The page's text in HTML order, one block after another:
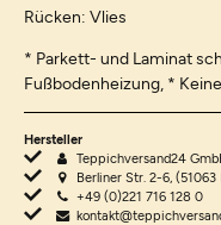
Rücken: Vlies
* Parkett- und Laminat
Fußbodenheizung, *
Hersteller
Teppichversand24
Berliner Str. 2-6, (51063
+49 (0)221 716 128 0